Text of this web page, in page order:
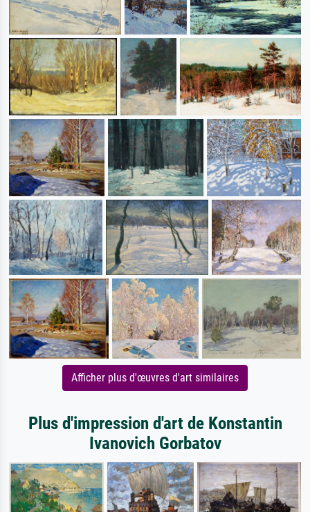
Afficher plus d'œuvres d'art similaires
Plus d'impression d'art de Konstantin
Ivanovich Gorbatov